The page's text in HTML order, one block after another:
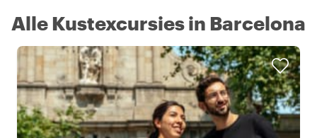
Alle Kustexcursies in Barcelona